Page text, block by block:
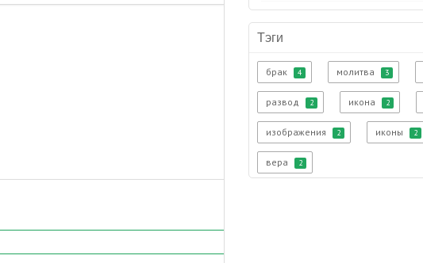
Тэги
брак 4 молитва 3
развод 2 икона 2
изображения 2 иконы 2
вера 2